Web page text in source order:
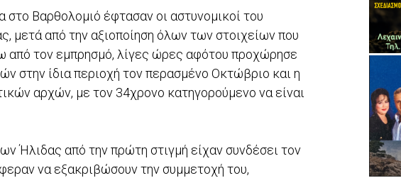
Βαρθολομιό έφτασαν οι αστυνομικοί του
μετά από την αξιοποίηση όλων των στοιχείων που
από τον εμπρησμό, λίγες ώρες αφότου προχώρησε
στην ίδια περιοχή τον περασμένο Οκτώβριο και η
αρχών, με τον 34χρονο κατηγορούμενο να είναι
Ήλιδας από την πρώτη στιγμή είχαν συνδέσει τον
να εξακριβώσουν την συμμετοχή του,